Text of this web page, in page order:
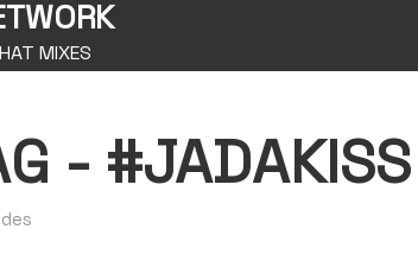
MIXES
- #JADAKISS